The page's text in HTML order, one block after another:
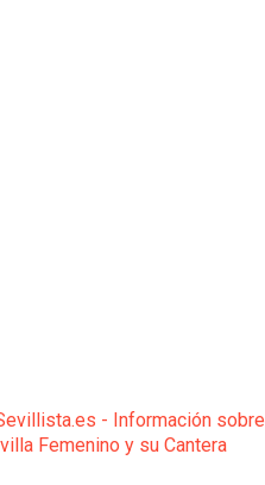
- Información sobre
Femenino y su Cantera